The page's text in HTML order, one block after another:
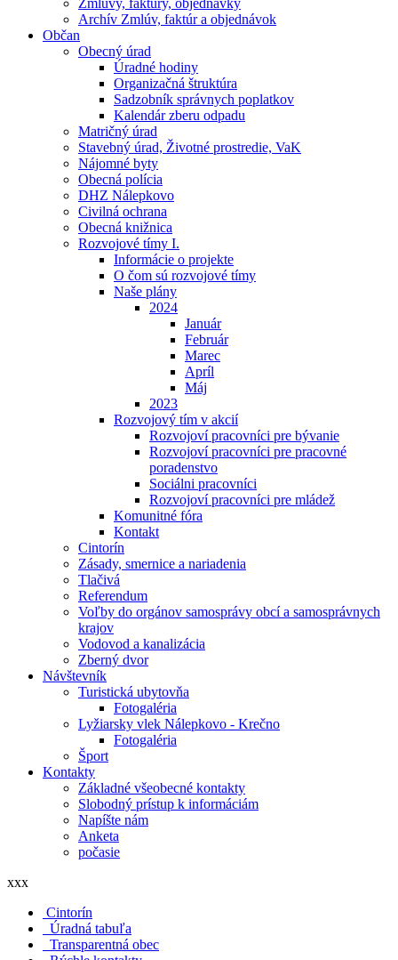
Zmluvy, faktúry, objednávky
Archív Zmlúv, faktúr a objednávok
Občan
Obecný úrad
Úradné hodiny
Organizačná štruktúra
Sadzobník správnych poplatkov
Kalendár zberu odpadu
Matričný úrad
Stavebný úrad, Životné prostredie, VaK
Nájomné byty
Obecná polícia
DHZ Nálepkovo
Civilná ochrana
Obecná knižnica
Rozvojové tímy I.
Informácie o projekte
O čom sú rozvojové tímy
Naše plány
2024
Január
Február
Marec
Apríl
Máj
2023
Rozvojový tím v akcií
Rozvojoví pracovníci pre bývanie
Rozvojoví pracovníci pre pracovné
poradenstvo
Sociálni pracovníci
Rozvojoví pracovníci pre mládež
Komunitné fóra
Kontakt
Cintorín
Zásady, smernice a nariadenia
Tlačivá
Referendum
Voľby do orgánov samosprávy obcí a samosprávnych
krajov
Vodovod a kanalizácia
Zberný dvor
Návštevník
Turistická ubytovňa
Fotogaléria
Lyžiarsky vlek Nálepkovo - Krečno
Fotogaléria
Šport
Kontakty
Základné všeobecné kontakty
Slobodný prístup k informáciám
Napíšte nám
Anketa
počasie
xxx
Cintorín
Úradná tabuľa
Transparentná obec